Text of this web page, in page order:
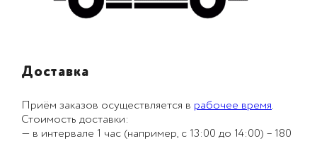
Доставка
Приём заказов осуществляется в рабочее время.
Стоимость доставки:
— в интервале 1 час (например, с 13:00 до 14:00) – 180